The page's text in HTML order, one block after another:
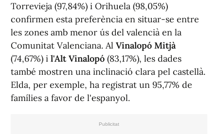
Torrevieja (97,84%) i Orihuela (98,05%)
confirmen esta preferència en situar-se entre
les zones amb menor ús del valencià en la
Comunitat Valenciana. Al Vinalopó Mitjà
(74,67%) i l'Alt Vinalopó (83,17%), les dades
també mostren una inclinació clara pel castellà.
Elda, per exemple, ha registrat un 95,77% de
famílies a favor de l'espanyol.